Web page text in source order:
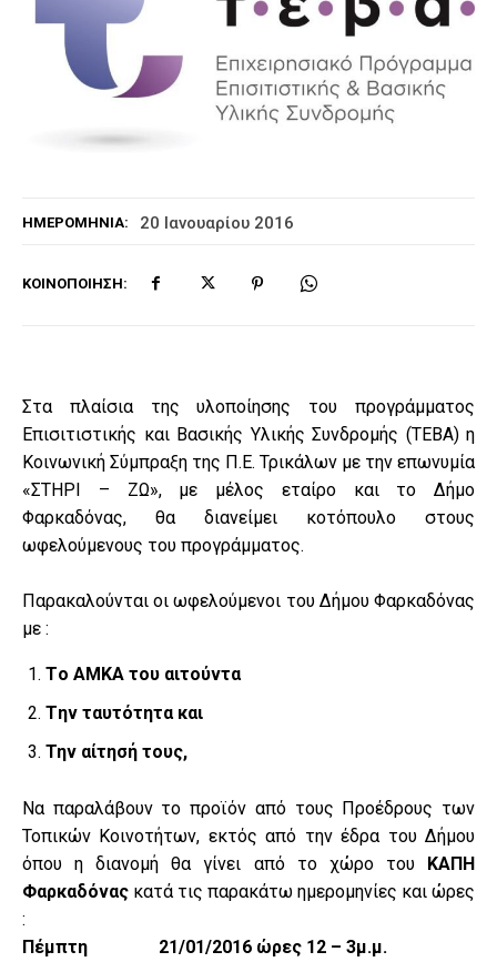
ΗΜΕΡΟΜΗΝΊΑ: 20 Ιανουαρίου 2016
ΚΟΙΝΟΠΟΊΗΣΗ:
Στα πλαίσια της υλοποίησης του προγράμματος
Επισιτιστικής και Βασικής Υλικής Συνδρομής (ΤΕΒΑ) η
Κοινωνική Σύμπραξη της Π.Ε. Τρικάλων με την επωνυμία
«ΣΤΗΡΙ – ΖΩ», με μέλος εταίρο και το Δήμο
Φαρκαδόνας, θα διανείμει κοτόπουλο στους
ωφελούμενους του προγράμματος.
Παρακαλούνται οι ωφελούμενοι του Δήμου Φαρκαδόνας
με :
Tο ΑΜΚΑ του αιτούντα
Tην ταυτότητα και
Την αίτησή τους,
Να παραλάβουν το προϊόν από τους Προέδρους των
Τοπικών Κοινοτήτων, εκτός από την έδρα του Δήμου
όπου η διανομή θα γίνει από το χώρο του ΚΑΠΗ
Φαρκαδόνας κατά τις παρακάτω ημερομηνίες και ώρες
:
Πέμπτη 21/01/2016 ώρες 12 – 3μ.μ.